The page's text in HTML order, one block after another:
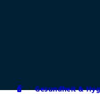
Gesundheit &